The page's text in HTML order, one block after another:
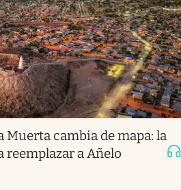
Muerta cambia de mapa: la
reemplazar a Añelo